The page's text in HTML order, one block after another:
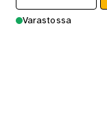
Varastossa